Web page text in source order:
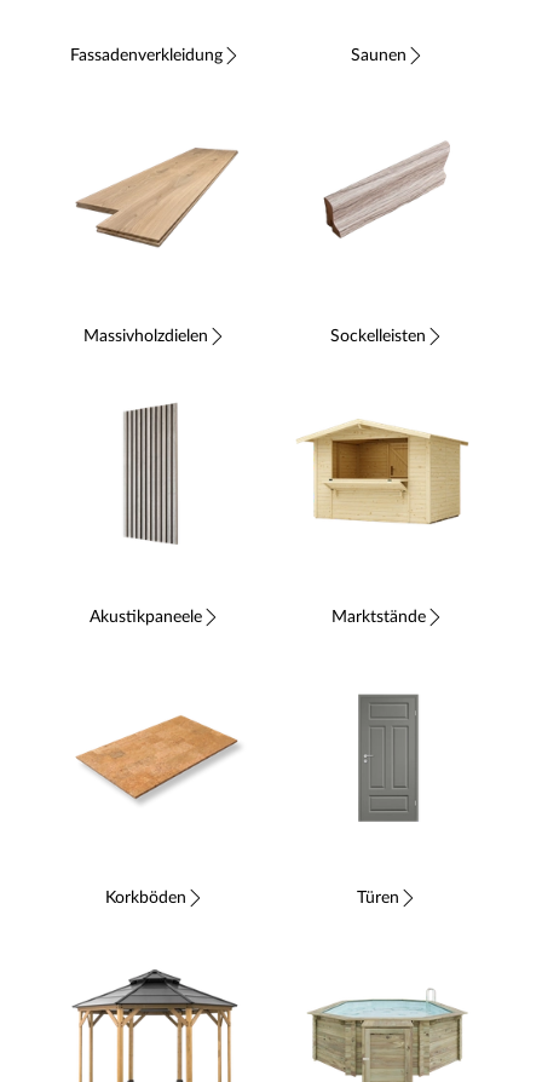
Fassadenverkleidung Saunen
Massivholzdielen Sockelleisten
Akustikpaneele Marktstände
Korkböden Türen